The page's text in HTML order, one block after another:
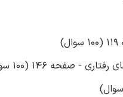
- صفحه 146 (100 سوال)